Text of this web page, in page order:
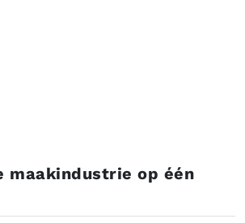
maakindustrie op één